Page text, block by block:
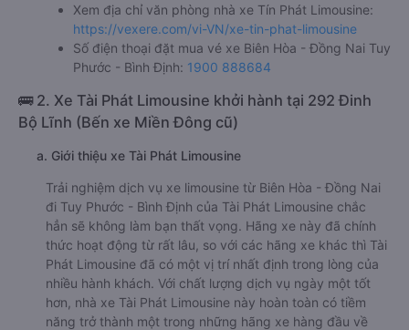
Xem địa chỉ văn phòng nhà xe Tín Phát Limousine:
https://vexere.com/vi-VN/xe-tin-phat-limousine
Số điện thoại đặt mua vé xe Biên Hòa - Đồng Nai Tuy
Phước - Bình Định: 1900 888684
🚌 2. Xe Tài Phát Limousine khởi hành tại 292 Đinh
Bộ Lĩnh (Bến xe Miền Đông cũ)
a. Giới thiệu xe Tài Phát Limousine
Trải nghiệm dịch vụ xe limousine từ Biên Hòa - Đồng Nai
đi Tuy Phước - Bình Định của Tài Phát Limousine chắc
hẳn sẽ không làm bạn thất vọng. Hãng xe này đã chính
thức hoạt động từ rất lâu, so với các hãng xe khác thì Tài
Phát Limousine đã có một vị trí nhất định trong lòng của
nhiều hành khách. Với chất lượng dịch vụ ngày một tốt
hơn, nhà xe Tài Phát Limousine này hoàn toàn có tiềm
năng trở thành một trong những hãng xe hàng đầu về